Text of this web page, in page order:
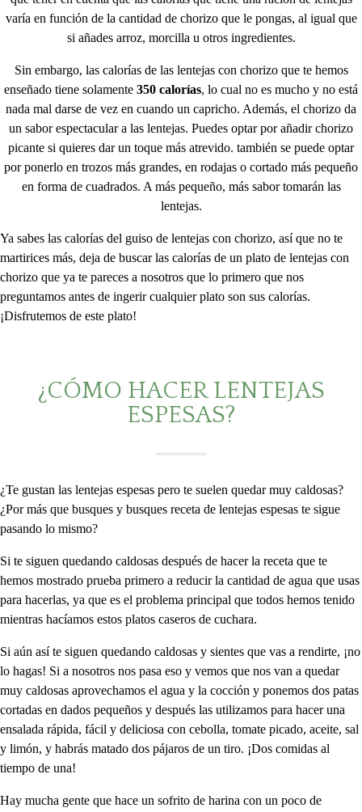
varía en función de la cantidad de chorizo que le pongas, al igual que
si añades arroz, morcilla u otros ingredientes.
Sin embargo, las calorías de las lentejas con chorizo que te hemos
enseñado tiene solamente 350 calorías, lo cual no es mucho y no está
nada mal darse de vez en cuando un capricho. Además, el chorizo da
un sabor espectacular a las lentejas. Puedes optar por añadir chorizo
picante si quieres dar un toque más atrevido. también se puede optar
por ponerlo en trozos más grandes, en rodajas o cortado más pequeño
en forma de cuadrados. A más pequeño, más sabor tomarán las
lentejas.
Ya sabes las calorías del guiso de lentejas con chorizo, así que no te
martirices más, deja de buscar las calorías de un plato de lentejas con
chorizo que ya te pareces a nosotros que lo primero que nos
preguntamos antes de ingerir cualquier plato son sus calorías.
¡Disfrutemos de este plato!
¿CÓMO HACER LENTEJAS
ESPESAS?
¿Te gustan las lentejas espesas pero te suelen quedar muy caldosas?
¿Por más que busques y busques receta de lentejas espesas te sigue
pasando lo mismo?
Si te siguen quedando caldosas después de hacer la receta que te
hemos mostrado prueba primero a reducir la cantidad de agua que usas
para hacerlas, ya que es el problema principal que todos hemos tenido
mientras hacíamos estos platos caseros de cuchara.
Si aún así te siguen quedando caldosas y sientes que vas a rendirte, ¡no
lo hagas! Si a nosotros nos pasa eso y vemos que nos van a quedar
muy caldosas aprovechamos el agua y la cocción y ponemos dos patas
cortadas en dados pequeños y después las utilizamos para hacer una
ensalada rápida, fácil y deliciosa con cebolla, tomate picado, aceite, sal
y limón, y habrás matado dos pájaros de un tiro. ¡Dos comidas al
tiempo de una!
Hay mucha gente que hace un sofrito de harina con un poco de